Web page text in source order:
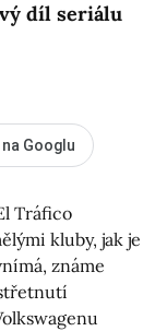
díl seriálu
Googlu
Tráfico
kluby, jak je
známe